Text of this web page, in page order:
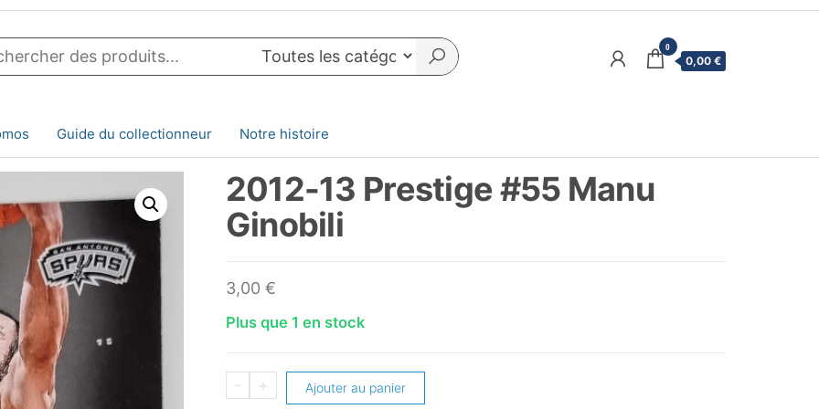
0
0,00 €
Guide du collectionneur Notre histoire
2012-13 Prestige #55 Manu
Ginobili
3,00 €
Plus que 1 en stock
-
quantité
+ Ajouter au panier